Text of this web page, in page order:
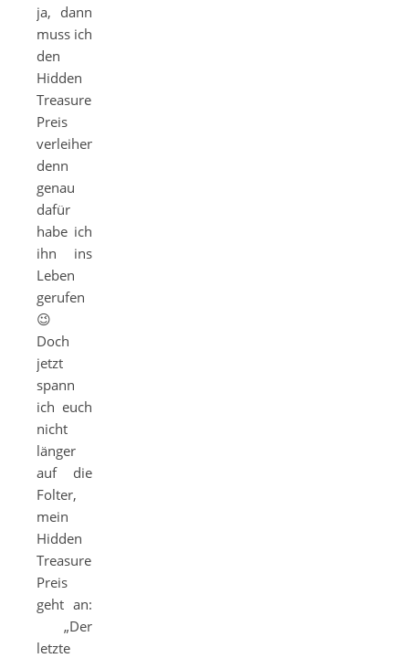
ja, dann
muss ich
den
Hidden
Treasure
Preis
verleihen,
denn
genau
dafür
habe ich
ihn ins
Leben
gerufen
😉
Doch
jetzt
spann
ich euch
nicht
länger
auf die
Folter,
mein
Hidden
Treasure
Preis
geht an:
„Der
letzte